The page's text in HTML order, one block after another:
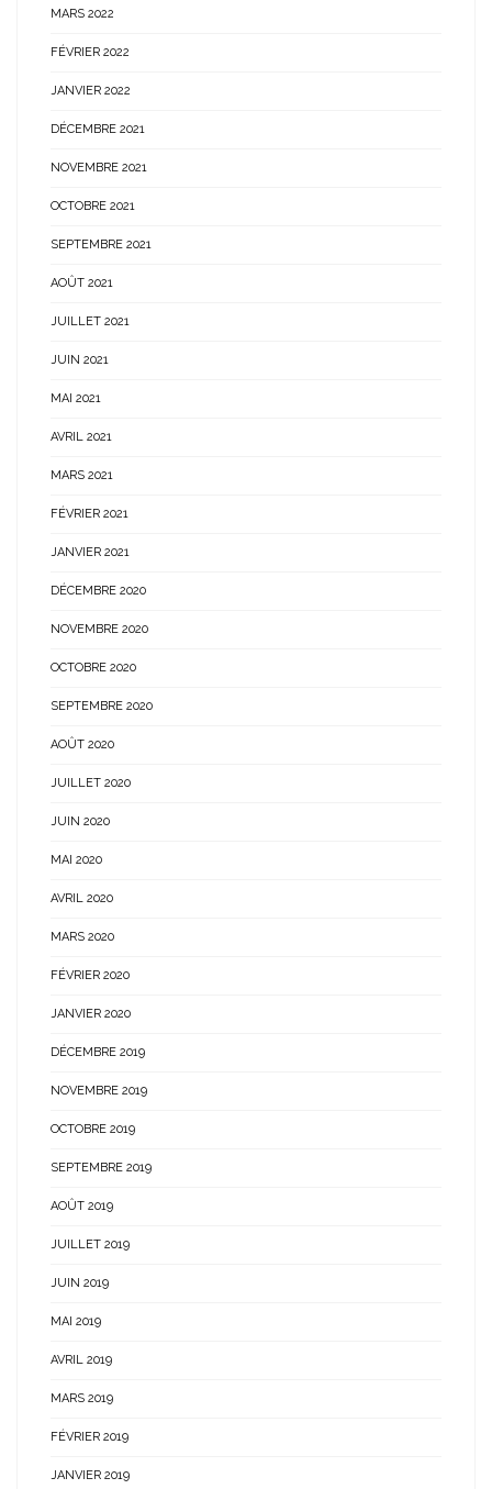
MARS 2022
FÉVRIER 2022
JANVIER 2022
DÉCEMBRE 2021
NOVEMBRE 2021
OCTOBRE 2021
SEPTEMBRE 2021
AOÛT 2021
JUILLET 2021
JUIN 2021
MAI 2021
AVRIL 2021
MARS 2021
FÉVRIER 2021
JANVIER 2021
DÉCEMBRE 2020
NOVEMBRE 2020
OCTOBRE 2020
SEPTEMBRE 2020
AOÛT 2020
JUILLET 2020
JUIN 2020
MAI 2020
AVRIL 2020
MARS 2020
FÉVRIER 2020
JANVIER 2020
DÉCEMBRE 2019
NOVEMBRE 2019
OCTOBRE 2019
SEPTEMBRE 2019
AOÛT 2019
JUILLET 2019
JUIN 2019
MAI 2019
AVRIL 2019
MARS 2019
FÉVRIER 2019
JANVIER 2019